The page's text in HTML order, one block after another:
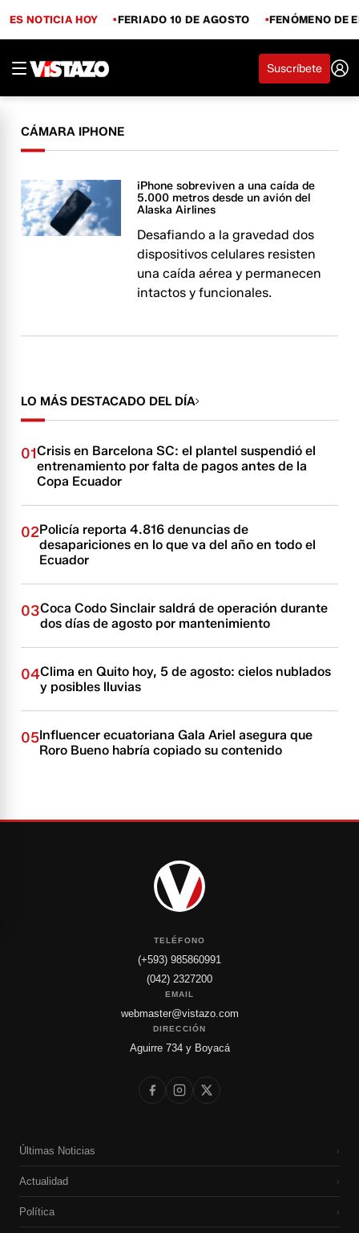
ES NOTICIA HOY FERIADO 10 DE AGOSTO FENÓMENO DE
Suscríbete
CÁMARA IPHONE
iPhone sobreviven a una caída de
5.000 metros desde un avión del
Alaska Airlines
Desafiando a la gravedad dos
dispositivos celulares resisten
una caída aérea y permanecen
intactos y funcionales.
LO MÁS DESTACADO DEL DÍA
01Crisis en Barcelona SC: el plantel suspendió el
entrenamiento por falta de pagos antes de la
Copa Ecuador
02Policía reporta 4.816 denuncias de
desapariciones en lo que va del año en todo el
Ecuador
03Coca Codo Sinclair saldrá de operación durante
dos días de agosto por mantenimiento
04Clima en Quito hoy, 5 de agosto: cielos nublados
y posibles lluvias
05Influencer ecuatoriana Gala Ariel asegura que
Roro Bueno habría copiado su contenido
TELÉFONO
(+593) 985860991
(042) 2327200
EMAIL
webmaster@vistazo.com
DIRECCIÓN
Aguirre 734 y Boyacá
Últimas Noticias ›
Actualidad ›
Política ›